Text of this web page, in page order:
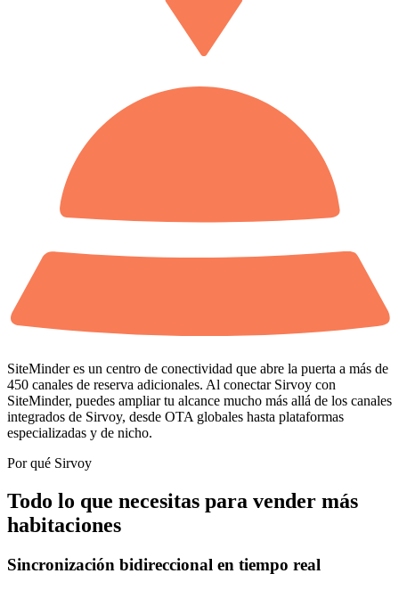
SiteMinder es un centro de conectividad que abre la puerta a más de
450 canales de reserva adicionales. Al conectar Sirvoy con
SiteMinder, puedes ampliar tu alcance mucho más allá de los canales
integrados de Sirvoy, desde OTA globales hasta plataformas
especializadas y de nicho.
Por qué Sirvoy
Todo lo que necesitas para vender más
habitaciones
Sincronización bidireccional en tiempo real